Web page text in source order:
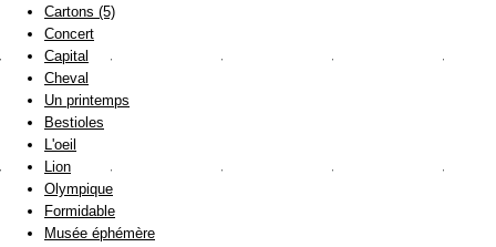
Cartons (5)
Concert
Capital
Cheval
Un printemps
Bestioles
L'oeil
Lion
Olympique
Formidable
Musée éphémère